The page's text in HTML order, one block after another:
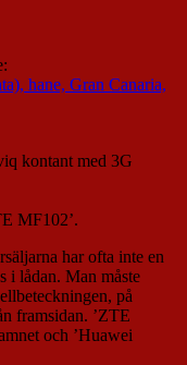
kontant med 3G
MF102’.
har ofta inte en
i lådan. Man måste
på
framsidan. ’ZTE
och ’Huawei